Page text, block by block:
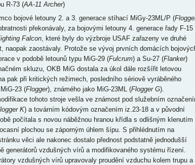
R-73 (AA-11 Archer)
bojové letouny 2. a 3. generace stíhací MiGy-23ML/P (
překonávaly, za bojovými letouny 4. generace řady F-15
Falcon, které byly do výzbroje USAF zařazeny ve druhé
naopak zaostávaly. Protože se vývoj prvních domácích
v podobě letounů typu MiG-29 (Fulcrum) a Su-27 (Flanker)
skluzu, OKB MiG dostala za úkol dále rozšířit letovou
pak při kritických režimech, posledního sériově vyráběného
23 (Flogger), známého jako MiG-23ML (Flogger G).
tohoto stroje vešla ve známost pod služebním
K) a továrním kódovým označením iz.23-18 a v původní
počítala s novou náběžnou hranou křídla s odlišným klenutím
plochou se záporným úhlem šípu. S přihlédnutím na
věci ale nakonec dostalo přednost podstatně jednodušší
generátorů vzdušných vírů a modifikovaného systému řízení.
vzdušných vírů upravovaly proudění vzduchu kolem trupu a